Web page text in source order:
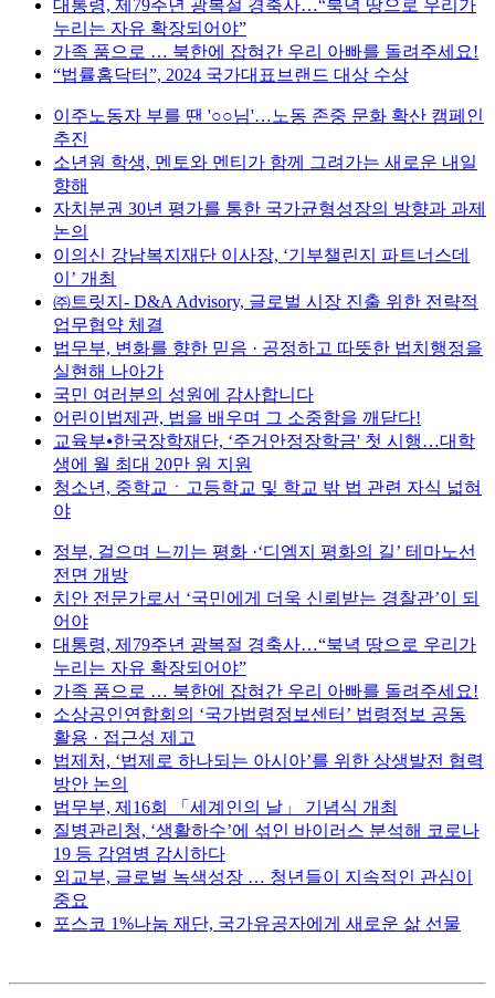
대통령, 제79주년 광복절 경축사…“북녁 땅으로 우리가
누리는 자유 확장되어야”
가족 품으로 … 북한에 잡혀간 우리 아빠를 돌려주세요!
“법률홈닥터”, 2024 국가대표브랜드 대상 수상
이주노동자 부를 땐 '○○님'…노동 존중 문화 확산 캠페인
추진
소년원 학생, 멘토와 멘티가 함께 그려가는 새로운 내일
향해
자치분권 30년 평가를 통한 국가균형성장의 방향과 과제
논의
이의신 강남복지재단 이사장, ‘기부챌린지 파트너스데
이’ 개최
㈜트릿지- D&A Advisory, 글로벌 시장 진출 위한 전략적
업무협약 체결
법무부, 변화를 향한 믿음 · 공정하고 따뜻한 법치행정을
실현해 나아가
국민 여러분의 성원에 감사합니다
어린이법제관, 법을 배우며 그 소중함을 깨닫다!
교육부⦁한국장학재단, ‘주거안정장학금' 첫 시행…대학
생에 월 최대 20만 원 지원
청소년, 중학교ㆍ고등학교 및 학교 밖 법 관련 자식 넓혀
야
정부, 걸으며 느끼는 평화 ·‘디엠지 평화의 길’ 테마노선
전면 개방
치안 전문가로서 ‘국민에게 더욱 신뢰받는 경찰관’이 되
어야
대통령, 제79주년 광복절 경축사…“북녁 땅으로 우리가
누리는 자유 확장되어야”
가족 품으로 … 북한에 잡혀간 우리 아빠를 돌려주세요!
소상공인연합회의 ‘국가법령정보센터’ 법령정보 공동
활용 · 접근성 제고
법제처, ‘법제로 하나되는 아시아’를 위한 상생발전 협력
방안 논의
법무부, 제16회 「세계인의 날」 기념식 개최
질병관리청, ‘생활하수’에 섞인 바이러스 분석해 코로나
19 등 감염병 감시하다
외교부, 글로벌 녹색성장 … 청년들이 지속적인 관심이
중요
포스코 1%나눔 재단, 국가유공자에게 새로운 삶 선물